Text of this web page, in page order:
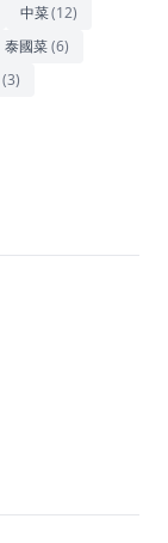
中菜(12)
泰國菜(6)
(3)